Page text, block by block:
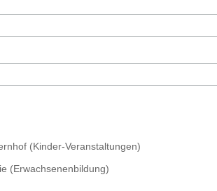
(Kinder-Veranstaltungen)
(Erwachsenenbildung)